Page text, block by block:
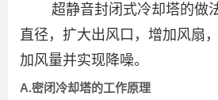
超静音封闭式冷却塔的做
直径，扩大出风口，增加风扇
加风量并实现降噪。
A.密闭冷却塔的工作原理